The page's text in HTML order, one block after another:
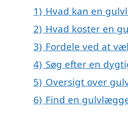
1) Hvad kan en
2) Hvad koster en
3) Fordele ved at
4) Søg efter en
5) Oversigt over
6) Find en